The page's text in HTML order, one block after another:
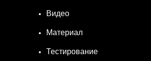
Видео
Материал
Тестирование